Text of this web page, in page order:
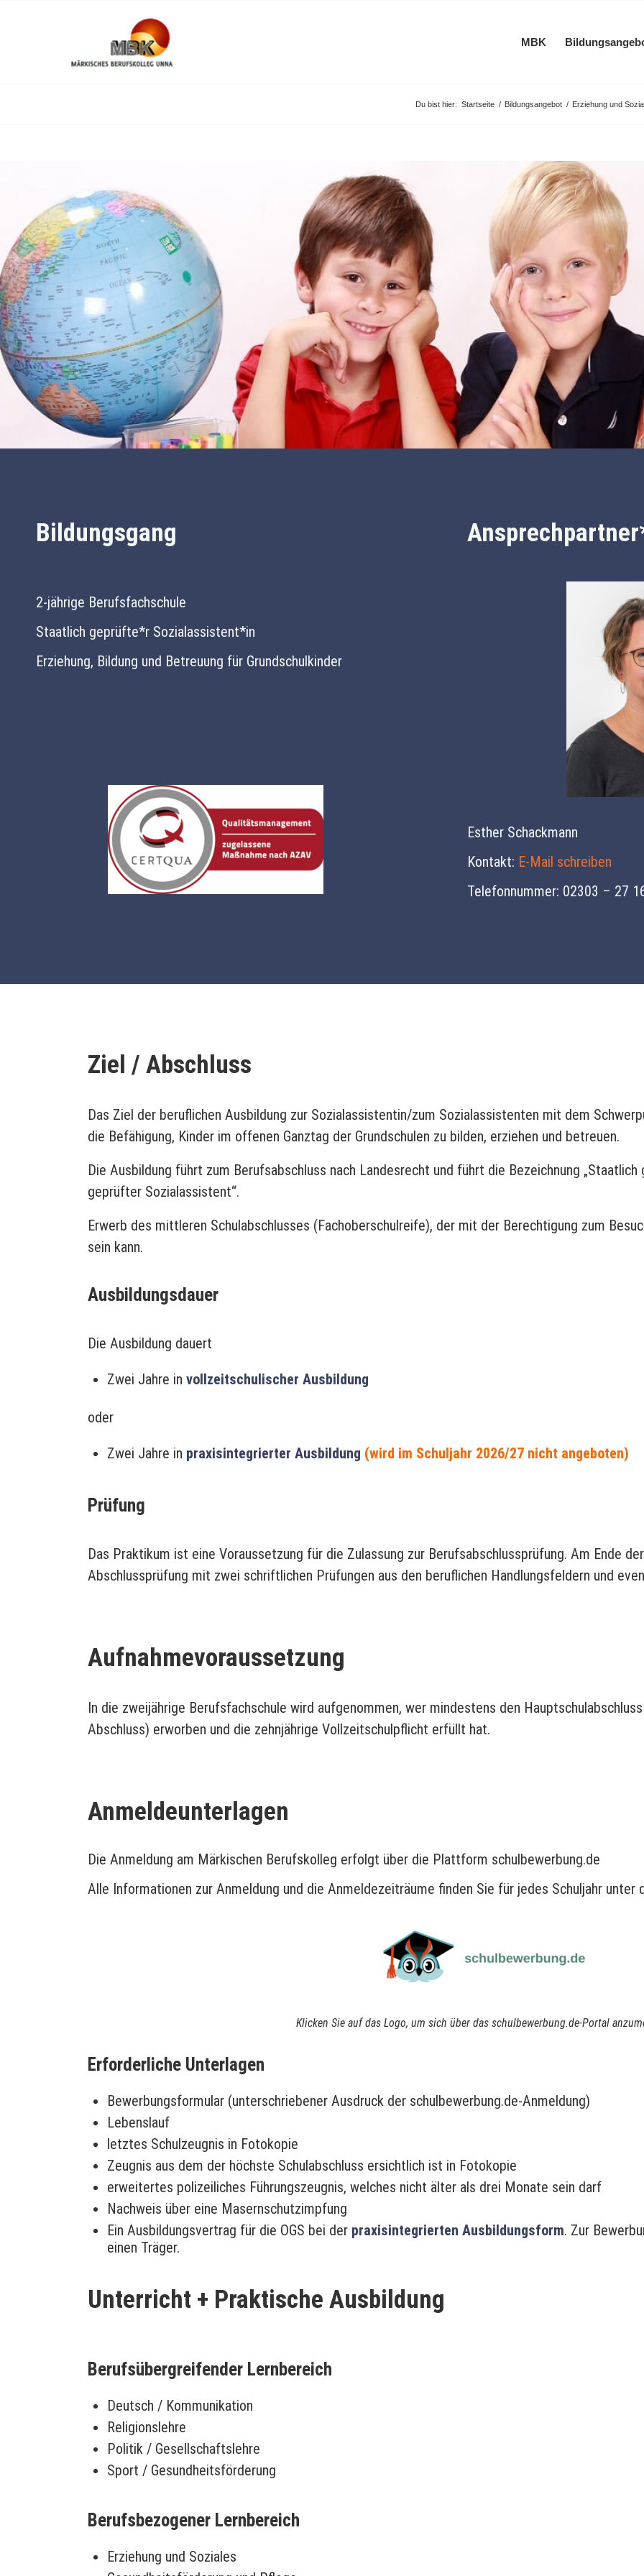
MBK
Du bist hier: Startseite / Bildungsangebot / Erziehung und
Bildungsgang
2-jährige Berufsfachschule
Staatlich geprüfte*r Sozialassistent*in
Erziehung, Bildung und Betreuung für Grundschulkinder
Esther Schackmann
Kontakt: E-Mail schreiben
Telefonnummer: 02303 – 27
Ziel / Abschluss
Das Ziel der beruflichen Ausbildung zur Sozialassistentin/zum Sozialassistenten mit dem
die Befähigung, Kinder im offenen Ganztag der Grundschulen zu bilden, erziehen und betreuen.
Die Ausbildung führt zum Berufsabschluss nach Landesrecht und führt die Bezeichnung
geprüfter Sozialassistent“.
Erwerb des mittleren Schulabschlusses (Fachoberschulreife), der mit der Berechtigung zum
sein kann.
Ausbildungsdauer
Die Ausbildung dauert
Zwei Jahre in vollzeitschulischer Ausbildung
oder
Zwei Jahre in praxisintegrierter Ausbildung (wird im Schuljahr 2026/27 nicht angeboten)
Prüfung
Das Praktikum ist eine Voraussetzung für die Zulassung zur Berufsabschlussprüfung. Am Ende
Abschlussprüfung mit zwei schriftlichen Prüfungen aus den beruflichen Handlungsfeldern und
Aufnahmevoraussetzung
In die zweijährige Berufsfachschule wird aufgenommen, wer mindestens den
Abschluss) erworben und die zehnjährige Vollzeitschulpflicht erfüllt hat.
Anmeldeunterlagen
Die Anmeldung am Märkischen Berufskolleg erfolgt über die Plattform schulbewerbung.de
Alle Informationen zur Anmeldung und die Anmeldezeiträume finden Sie für jedes Schuljahr unter
Klicken Sie auf das Logo, um sich über das schulbewerbung.de-Portal
Erforderliche Unterlagen
Bewerbungsformular (unterschriebener Ausdruck der schulbewerbung.de-Anmeldung)
Lebenslauf
letztes Schulzeugnis in Fotokopie
Zeugnis aus dem der höchste Schulabschluss ersichtlich ist in Fotokopie
erweitertes polizeiliches Führungszeugnis, welches nicht älter als drei Monate sein darf
Nachweis über eine Masernschutzimpfung
Ein Ausbildungsvertrag für die OGS bei der praxisintegrierten Ausbildungsform. Zur
einen Träger.
Unterricht + Praktische Ausbildung
Berufsübergreifender Lernbereich
Deutsch / Kommunikation
Religionslehre
Politik / Gesellschaftslehre
Sport / Gesundheitsförderung
Berufsbezogener Lernbereich
Erziehung und Soziales